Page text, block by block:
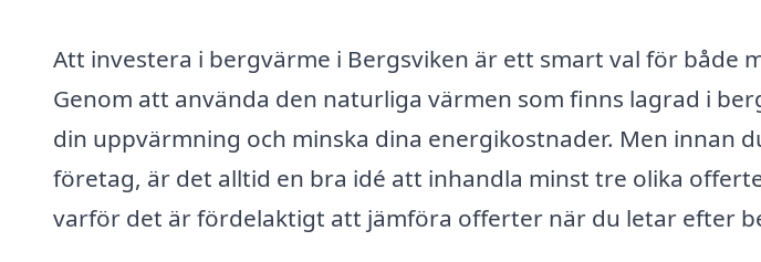
Att investera i bergvärme i Bergsviken är ett smart val för både
Genom att använda den naturliga värmen som finns lagrad i
din uppvärmning och minska dina energikostnader. Men innan
företag, är det alltid en bra idé att inhandla minst tre olika
varför det är fördelaktigt att jämföra offerter när du letar efter